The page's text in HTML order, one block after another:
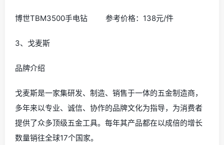
电钻产品，坚固耐压、持续高冲击力、马达温度低、安全
博世GBH2000RE三用冲击钻 参考价格：639元/件
博世TBM3500手电钻 参考价格：138元/件